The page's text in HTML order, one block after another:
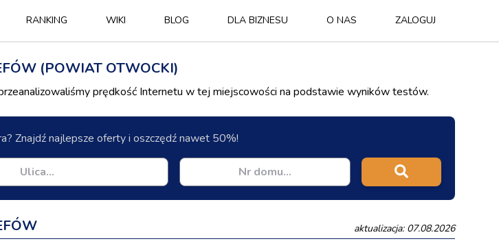
RANKING WIKI BLOG DLA BIZNESU O NAS ZALOGUJ
(POWIAT OTWOCKI)
prędkość Internetu w tej miejscowości na podstawie wyników testów.
Znajdź najlepsze oferty i oszczędź nawet 50%!
aktualizacja: 07.08.2026